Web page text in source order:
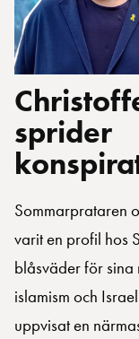
sprider
Sommarprataren
varit en profil hos
blåsväder för
islamism och
uppvisat en